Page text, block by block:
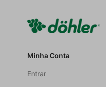
Minha Conta
Entrar